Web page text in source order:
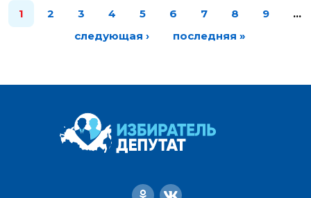
1 2 3 4 5 6 7 8 9
…
следующая ›
последняя »